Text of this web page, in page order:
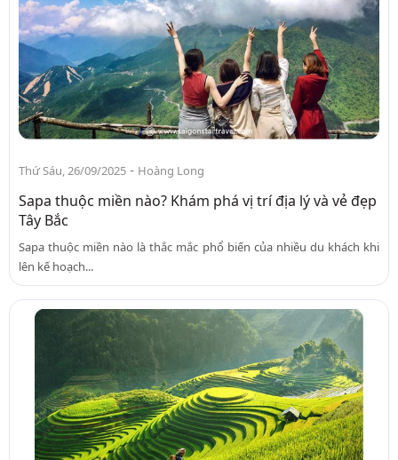
Thứ Sáu, 26/09/2025 - Hoàng Long
Sapa thuộc miền nào? Khám phá vị trí địa lý và vẻ đẹp
Tây Bắc
Sapa thuộc miền nào là thắc mắc phổ biến của nhiều du khách khi
lên kế hoạch...